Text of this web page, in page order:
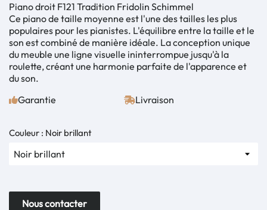
Piano droit F121 Tradition Fridolin Schimmel
Ce piano de taille moyenne est l'une des tailles les plus
populaires pour les pianistes. L'équilibre entre la taille et le
son est combiné de manière idéale. La conception unique
du meuble une ligne visuelle ininterrompue jusqu'à la
roulette, créant une harmonie parfaite de l'apparence et
du son.
Garantie
Livraison
Couleur : Noir brillant
Nous contacter